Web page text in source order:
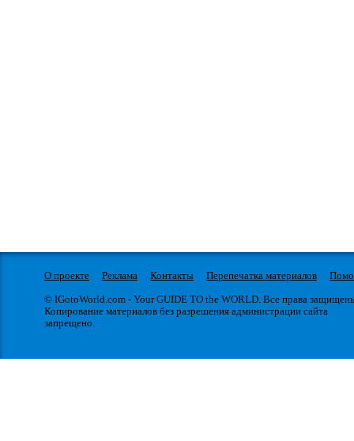
О проекте Реклама Контакты Перепечатка материалов
© IGotoWorld.com - Your GUIDE TO the WORLD. Все права
Копирование материалов без разрешения администрации сайта
запрещено.